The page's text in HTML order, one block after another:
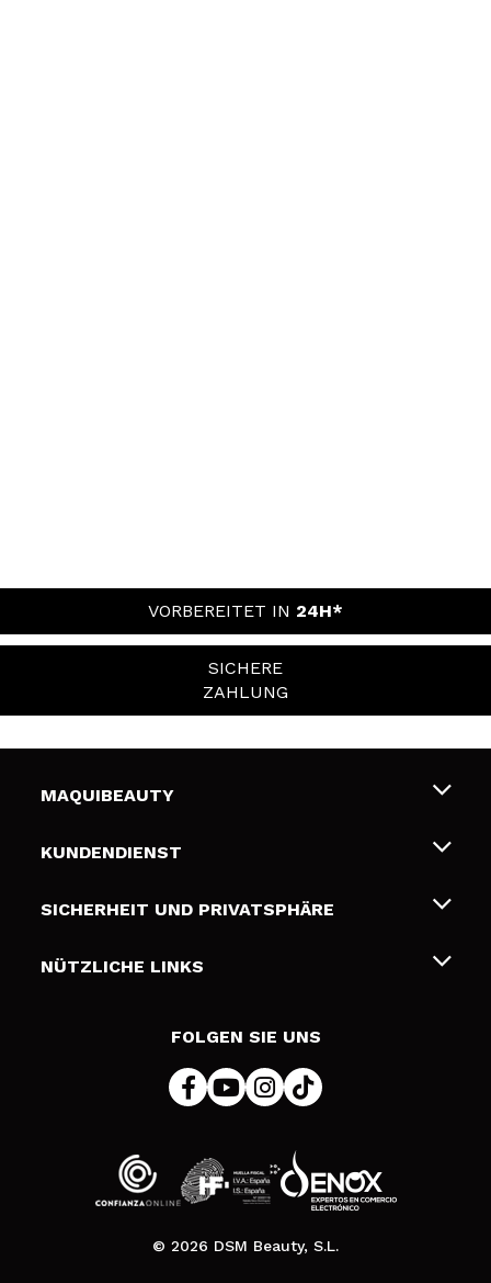
VORBEREITET IN 24H*
SICHERE
ZAHLUNG
MAQUIBEAUTY
Über uns
Geschenkkarten
KUNDENDIENST
Liefer- und Versandkosten
Zahlung
SICHERHEIT UND PRIVATSPHÄRE
Bedingungen und Datenschutz
NÜTZLICHE LINKS
FOLGEN SIE UNS
© 2026 DSM Beauty, S.L.